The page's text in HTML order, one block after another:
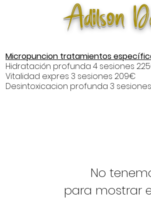
Adilson
Micropuncion tratamientos
Hidratación profunda 4 sesiones
Vitalidad expres 3 sesiones 209€
Desintoxicacion profunda 3
No
para mostrar